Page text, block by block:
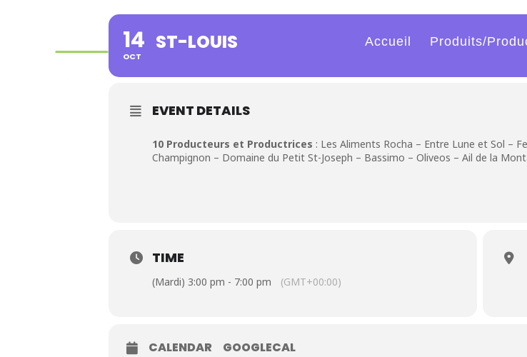
Accueil Produits/
14
OCT
ST-LOUIS
EVENT DETAILS
10 Producteurs et Productrices : Les Aliments Rocha – Entre Lune et Sol –
Champignon – Domaine du Petit St-Joseph – Bassimo – Oliveos – Ail de la
TIME
(Mardi) 3:00 pm - 7:00 pm (GMT+00:00)
CALENDAR GOOGLECAL